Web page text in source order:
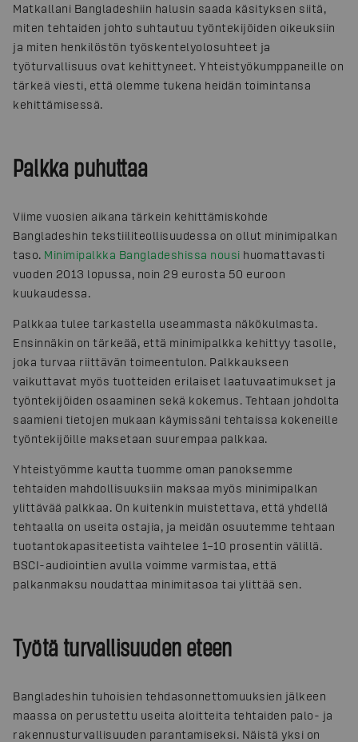
Matkallani Bangladeshiin halusin saada käsityksen siitä,
miten tehtaiden johto suhtautuu työntekijöiden oikeuksiin
ja miten henkilöstön työskentelyolosuhteet ja
työturvallisuus ovat kehittyneet. Yhteistyökumppaneille on
tärkeä viesti, että olemme tukena heidän toimintansa
kehittämisessä.
Palkka puhuttaa
Viime vuosien aikana tärkein kehittämiskohde
Bangladeshin tekstiiliteollisuudessa on ollut minimipalkan
taso. Minimipalkka Bangladeshissa nousi huomattavasti
vuoden 2013 lopussa, noin 29 eurosta 50 euroon
kuukaudessa.
Palkkaa tulee tarkastella useammasta näkökulmasta.
Ensinnäkin on tärkeää, että minimipalkka kehittyy tasolle,
joka turvaa riittävän toimeentulon. Palkkaukseen
vaikuttavat myös tuotteiden erilaiset laatuvaatimukset ja
työntekijöiden osaaminen sekä kokemus. Tehtaan johdolta
saamieni tietojen mukaan käymissäni tehtaissa kokeneille
työntekijöille maksetaan suurempaa palkkaa.
Yhteistyömme kautta tuomme oman panoksemme
tehtaiden mahdollisuuksiin maksaa myös minimipalkan
ylittävää palkkaa. On kuitenkin muistettava, että yhdellä
tehtaalla on useita ostajia, ja meidän osuutemme tehtaan
tuotantokapasiteetista vaihtelee 1­–10 prosentin välillä.
BSCI-audiointien avulla voimme varmistaa, että
palkanmaksu noudattaa minimitasoa tai ylittää sen.
Työtä turvallisuuden eteen
Bangladeshin tuhoisien tehdasonnettomuuksien jälkeen
maassa on perustettu useita aloitteita tehtaiden palo- ja
rakennusturvallisuuden parantamiseksi. Näistä yksi on